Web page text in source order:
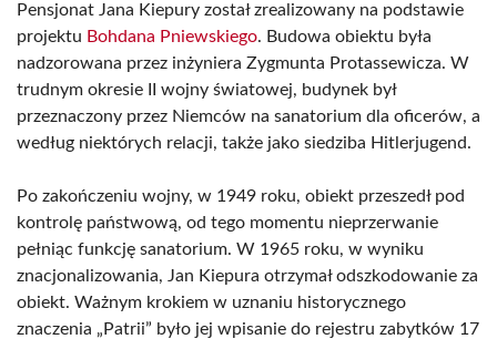
Pensjonat Jana Kiepury został zrealizowany na podstawie
projektu Bohdana Pniewskiego. Budowa obiektu była
nadzorowana przez inżyniera Zygmunta Protassewicza. W
trudnym okresie II wojny światowej, budynek był
przeznaczony przez Niemców na sanatorium dla oficerów, a
według niektórych relacji, także jako siedziba Hitlerjugend.
Po zakończeniu wojny, w 1949 roku, obiekt przeszedł pod
kontrolę państwową, od tego momentu nieprzerwanie
pełniąc funkcję sanatorium. W 1965 roku, w wyniku
znacjonalizowania, Jan Kiepura otrzymał odszkodowanie za
obiekt. Ważnym krokiem w uznaniu historycznego
znaczenia „Patrii” było jej wpisanie do rejestru zabytków 17